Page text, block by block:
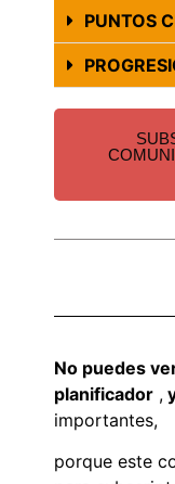
PUNTOS
No puedes
planificador ,
importantes,
porque este